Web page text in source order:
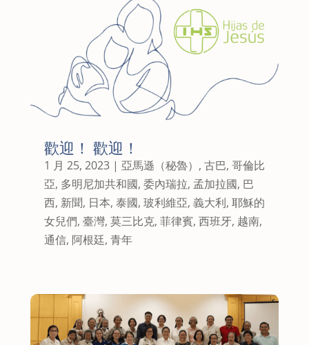
歡迎！ 歡迎！
1 月 25, 2023| 亞馬遜（秘魯） , 古巴, 哥倫比
亞, 多明尼加共和國, 委內瑞拉, 孟加拉國, 巴
西, 新聞, 日本, 泰國, 玻利維亞, 義大利, 耶穌的
女兒們, 臺灣, 莫三比克, 菲律賓, 西班牙, 越南,
通信, 阿根廷, 青年